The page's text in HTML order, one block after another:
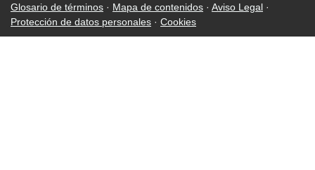
Glosario de términos · Mapa de contenidos · Aviso Legal ·
Protección de datos personales · Cookies